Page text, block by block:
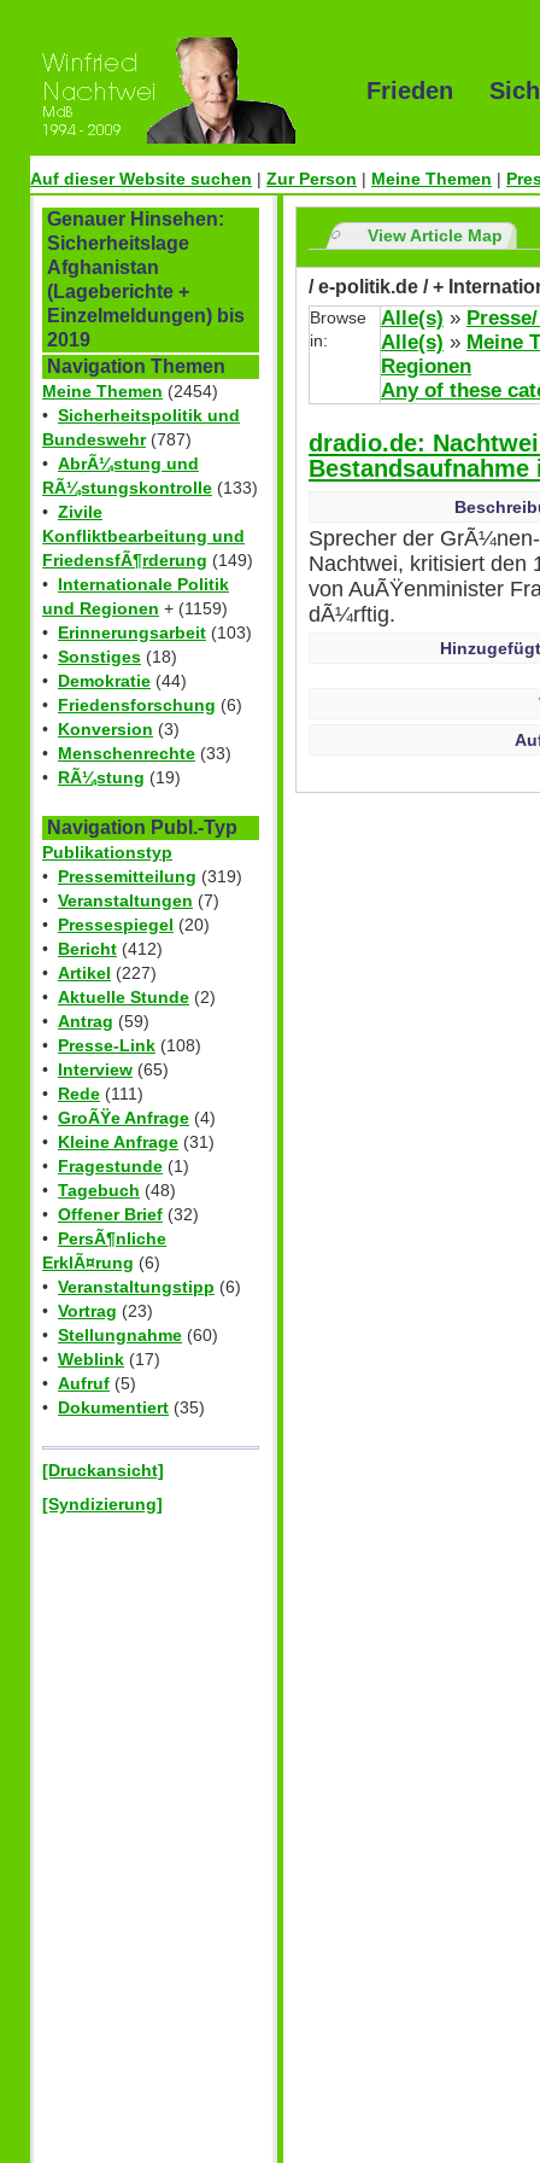
Frieden
Auf dieser Website suchen | Zur Person | Meine Themen |
Genauer Hinsehen:
Sicherheitslage
Afghanistan
(Lageberichte +
Einzelmeldungen) bis
2019
Navigation Themen
Meine Themen (2454)
• Sicherheitspolitik und
Bundeswehr(787)
• AbrÃ¼stung und
RÃ¼stungskontrolle (133)
• Zivile
Konfliktbearbeitung und
FriedensfÃ¶rderung (149)
• Internationale Politik
und Regionen + (1159)
• Erinnerungsarbeit (103)
• Sonstiges (18)
• Demokratie (44)
• Friedensforschung (6)
• Konversion (3)
• Menschenrechte (33)
• RÃ¼stung (19)
Navigation Publ.-Typ
Publikationstyp
• Pressemitteilung (319)
• Veranstaltungen (7)
• Pressespiegel (20)
• Bericht (412)
• Artikel (227)
• Aktuelle Stunde (2)
• Antrag (59)
• Presse-Link (108)
• Interview (65)
• Rede (111)
• GroÃŸe Anfrage (4)
• Kleine Anfrage (31)
• Fragestunde (1)
• Tagebuch (48)
• Offener Brief (32)
• PersÃ¶nliche
ErklÃ¤rung (6)
• Veranstaltungstipp (6)
• Vortrag (23)
• Stellungnahme (60)
• Weblink (17)
• Aufruf (5)
• Dokumentiert (35)
[Druckansicht]
[Syndizierung]
View Article Map
/ e-politik.de / +
Browse
in:
Alle(s) »
Alle(s) » Meine
Regionen
Any of these
dradio.de:
Sprecher der
Nachtwei, kritisiert den
von AuÃŸenminister
dÃ¼rftig.